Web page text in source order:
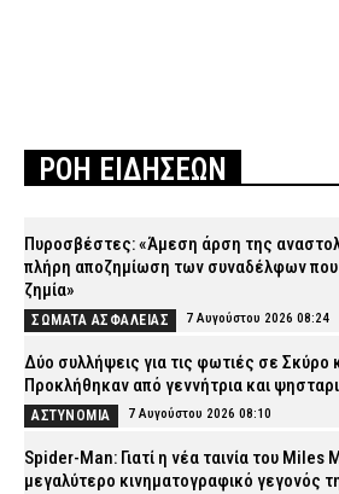
ΡΟΗ ΕΙΔΗΣΕΩΝ
Πυροσβέστες: «Άμεση άρση της
πλήρη αποζημίωση των συναδέλφων που
ζημία»
ΣΩΜΑΤΑ ΑΣΦΑΛΕΙΑΣ 7 Αυγούστου 2026 08:24
Δύο συλλήψεις για τις φωτιές σε Σκύρο
Προκλήθηκαν από γεννήτρια και
ΑΣΤΥΝΟΜΙΑ 7 Αυγούστου 2026 08:10
Spider-Man: Γιατί η νέα ταινία του Miles
μεγαλύτερο κινηματογραφικό γεγονός